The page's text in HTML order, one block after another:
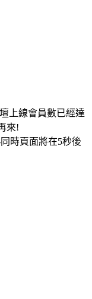
上線會員數已經達
來!
時頁面將在5秒後